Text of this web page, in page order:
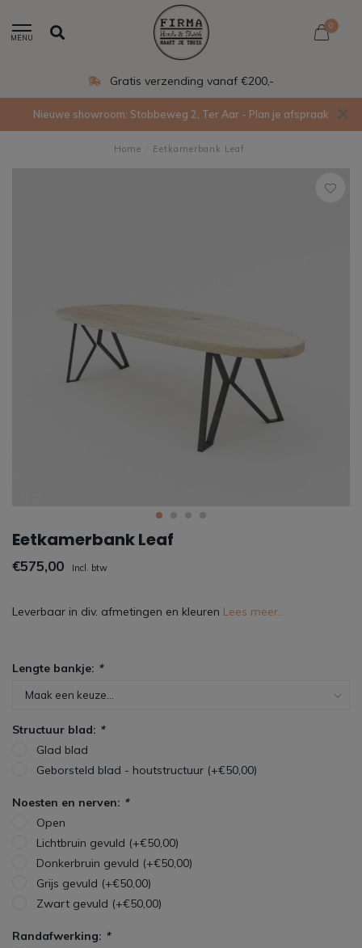
MENU
0
Gratis verzending vanaf €200,-
Nieuwe showroom: Stobbeweg 2, Ter Aar - Plan je afspraak
Home Eetkamerbank Leaf
Eetkamerbank Leaf
€575,00 Incl. btw
Leverbaar in div. afmetingen en kleuren Lees meer..
Lengte bankje: *
Structuur blad: *
Glad blad
Geborsteld blad - houtstructuur (+€50,00)
Noesten en nerven: *
Open
Lichtbruin gevuld (+€50,00)
Donkerbruin gevuld (+€50,00)
Grijs gevuld (+€50,00)
Zwart gevuld (+€50,00)
Randafwerking: *